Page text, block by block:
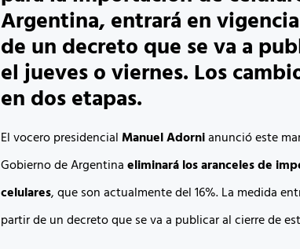
Argentina, entrará en
de un decreto que se va a
el jueves o viernes. Los
en dos etapas.
El vocero presidencialManuel Adornianunció este
Gobierno de Argentinaeliminará los aranceles de
celulares, que son actualmente del 16%. La medida
partir de un decreto que se va a publicar al cierre de